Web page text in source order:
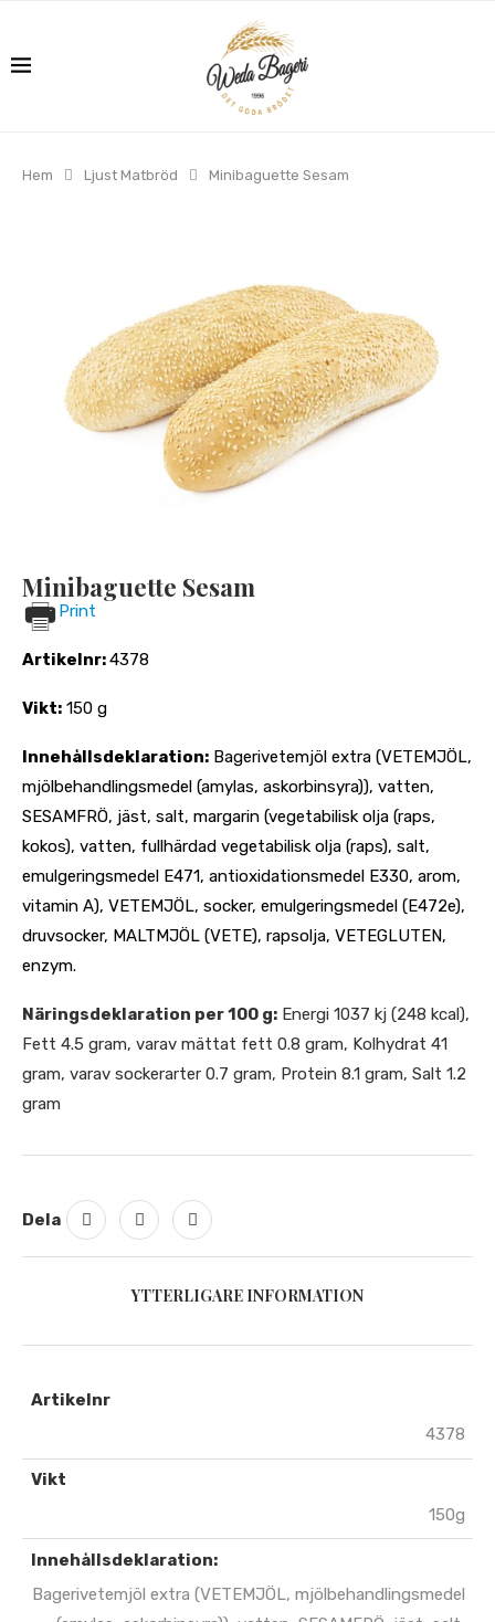
Hem Ljust Matbröd Minibaguette Sesam
Minibaguette Sesam
Print
Artikelnr:4378
Vikt: 150 g
Innehållsdeklaration: Bagerivetemjöl extra (VETEMJÖL,
mjölbehandlingsmedel (amylas, askorbinsyra)), vatten,
SESAMFRÖ, jäst, salt, margarin (vegetabilisk olja (raps,
kokos), vatten, fullhärdad vegetabilisk olja (raps), salt,
emulgeringsmedel E471, antioxidationsmedel E330, arom,
vitamin A), VETEMJÖL, socker, emulgeringsmedel (E472e),
druvsocker, MALTMJÖL (VETE), rapsolja, VETEGLUTEN,
enzym.
Näringsdeklaration per 100 g: Energi 1037 kj (248 kcal),
Fett 4.5 gram, varav mättat fett 0.8 gram, Kolhydrat 41
gram, varav sockerarter 0.7 gram, Protein 8.1 gram, Salt 1.2
gram
Dela
YTTERLIGARE INFORMATION
Artikelnr
4378
Vikt
150g
Innehållsdeklaration:
Bagerivetemjöl extra (VETEMJÖL, mjölbehandlingsmedel